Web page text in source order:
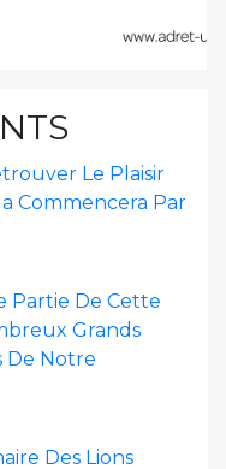
Le Plaisir
Commencera Par
Partie De Cette
Grands
De Notre
Des Lions